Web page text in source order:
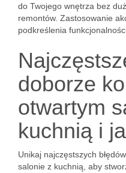
do Twojego wnętrza bez
remontów. Zastosowanie
podkreślenia
doborze
otwartym
kuchnią i
Unikaj najczęstszych
salonie z kuchnią, aby